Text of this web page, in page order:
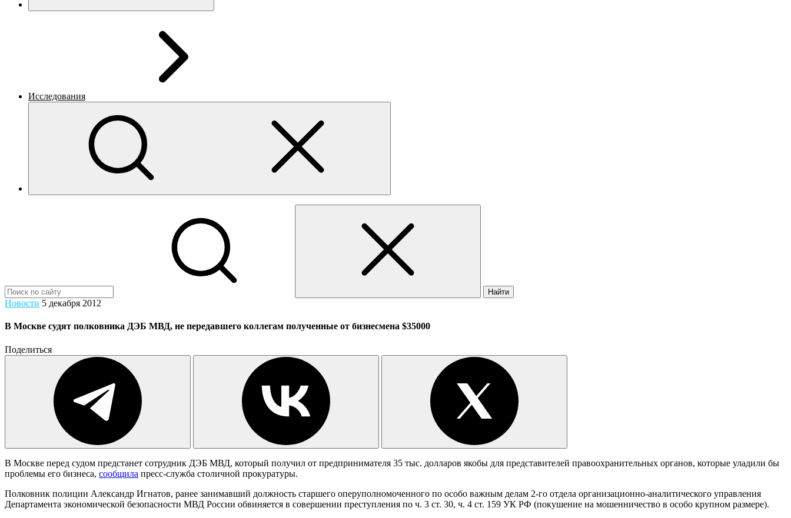
Исследования
Найти
Новости 5 декабря 2012
В Москве судят полковника ДЭБ МВД, не передавшего коллегам полученные от бизнесмена $35000
Поделиться
В Москве перед судом предстанет сотрудник ДЭБ МВД, который получил от предпринимателя 35 тыс. долларов якобы для представителей правоохранительных органов, которые уладили бы
проблемы его бизнеса, сообщила пресс-служба столичной прокуратуры.
Полковник полиции Александр Игнатов, ранее занимавший должность старшего оперуполномоченного по особо важным делам 2-го отдела организационно-аналитического управления
Департамента экономической безопасности МВД России обвиняется в совершении преступления по ч. 3 ст. 30, ч. 4 ст. 159 УК РФ (покушение на мошенничество в особо крупном размере).